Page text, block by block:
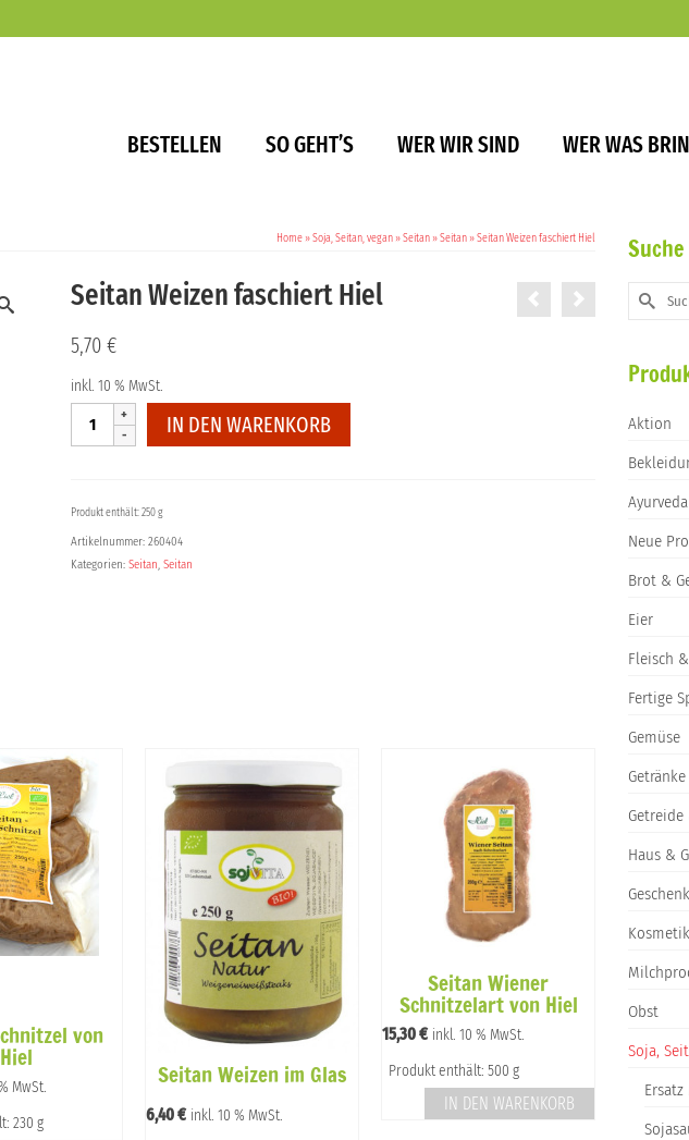
BESTELLEN SO GEHT’S WER WIR SIND WER WAS
Home » Soja, Seitan, vegan » Seitan » Seitan » Seitan Weizen faschiert Hiel
Seitan Weizen faschiert Hiel
5,70 €
inkl. 10 % MwSt.
Weizen
Menge
IN DEN WARENKORB
Produkt enthält: 250 g
Artikelnummer: 260404
Kategorien: Seitan, Seitan
von
Hiel
MwSt.
230 g
Seitan Weizen im Glas
6,40€ inkl. 10 % MwSt.
Seitan Wiener
Schnitzelart von Hiel
15,30€ inkl. 10 % MwSt.
Produkt enthält: 500 g
IN DEN WARENKORB
Suche
Suche
nach:
Aktion
Ayurveda
Neue
Brot &
Eier
Fleisch
Fertige
Gemüse
Getränke
Haus &
Kosmetik
Obst
Soja,